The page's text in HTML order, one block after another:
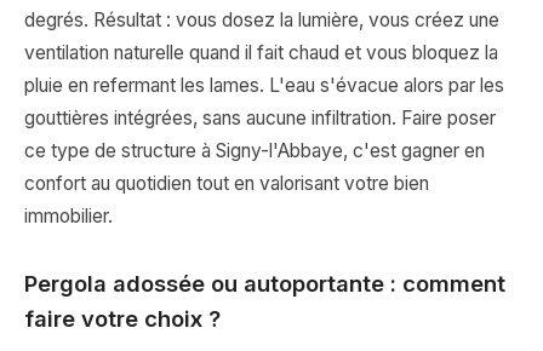
degrés. Résultat : vous dosez la lumière, vous créez une
ventilation naturelle quand il fait chaud et vous bloquez la
pluie en refermant les lames. L'eau s'évacue alors par les
gouttières intégrées, sans aucune infiltration. Faire poser
ce type de structure à Signy-l'Abbaye, c'est gagner en
confort au quotidien tout en valorisant votre bien
immobilier.
Pergola adossée ou autoportante : comment
faire votre choix ?